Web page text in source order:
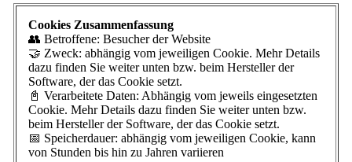
Cookies Zusammenfassung
👥 Betroffene: Besucher der Website
🤝 Zweck: abhängig vom jeweiligen Cookie. Mehr Details
dazu finden Sie weiter unten bzw. beim Hersteller der
Software, der das Cookie setzt.
📓 Verarbeitete Daten: Abhängig vom jeweils eingesetzten
Cookie. Mehr Details dazu finden Sie weiter unten bzw.
beim Hersteller der Software, der das Cookie setzt.
📅 Speicherdauer: abhängig vom jeweiligen Cookie, kann
von Stunden bis hin zu Jahren variieren